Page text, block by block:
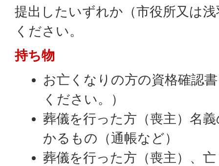
提出したいずれか（市役所又は
ください。
持ち物
お亡くなりの方の資格確認
ください。）
葬儀を行った方（喪主）名
かるもの（通帳など）
葬儀を行った方（喪主）、